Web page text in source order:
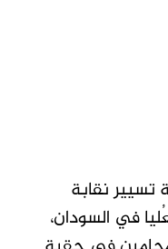
نقابة
في السودان،